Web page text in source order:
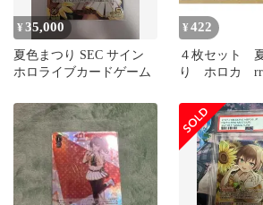
¥35,000
夏色まつり SEC サイン
ホロライブカードゲーム
¥ 422
４枚セット
り ホロカ